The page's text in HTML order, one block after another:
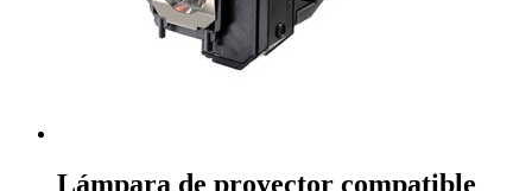
Lámpara de proyector compatible